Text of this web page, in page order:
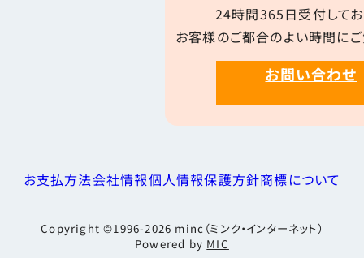
24時間365日受付してお
お客様のご都合のよい時間にご
お問い合わせ
お支払方法会社情報個人情報保護方針商標について
Copyright ©1996-2026 minc（ミンク・インターネット）
Powered by MIC